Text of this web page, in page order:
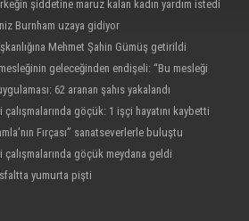
şiddetine maruz kalan kadın yardım istedi
Burnham uzaya gidiyor
Mehmet Şahin Gümüş getirildi
mesleğinin geleceğinden endişeli: “Bu mesleği
62 aranan şahıs yakalandı
göçük: 1 işçi hayatını kaybetti
Fırçası” sanatseverlerle buluştu
göçük meydana geldi
yumurta pişti